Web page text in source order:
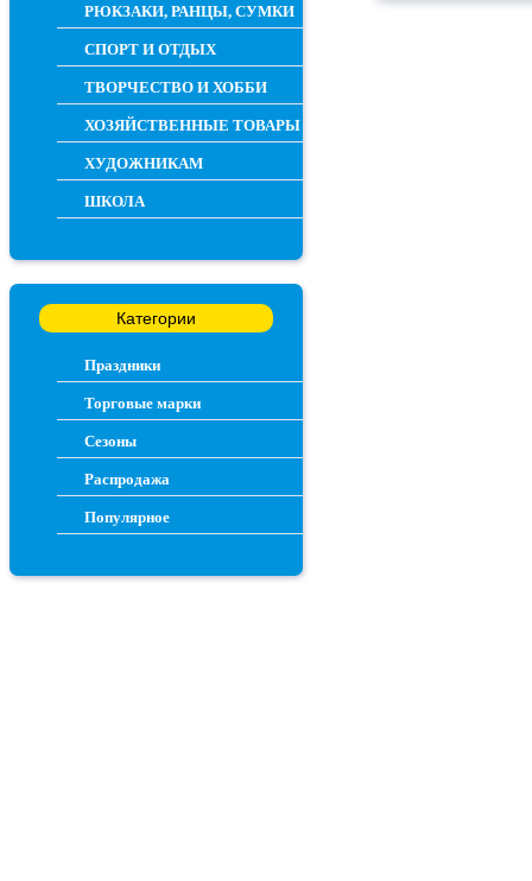
РЮКЗАКИ, РАНЦЫ, СУМКИ
СПОРТ И ОТДЫХ
ТВОРЧЕСТВО И ХОББИ
ХОЗЯЙСТВЕННЫЕ ТОВАРЫ
ХУДОЖНИКАМ
ШКОЛА
Категории
Праздники
Торговые марки
Сезоны
Распродажа
Популярное